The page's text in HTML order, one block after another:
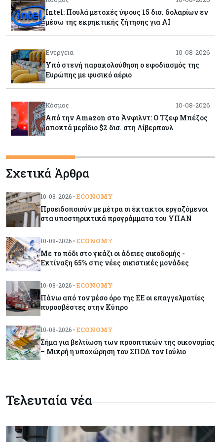
Intel: Πουλά μετοχές ύψους 15 δισ. δολαρίων εν
μέσω της εκρηκτικής ζήτησης για AI
Ενέργεια 10-08-2026
Υπό στενή παρακολούθηση ο εφοδιασμός της
Ευρώπης με φυσικό αέριο
Κόσμος 10-08-2026
Από την Amazon στο Άνφιλντ: Ο Τζεφ Μπέζος
αποκτά μερίδιο $2 δισ. στη Λίβερπουλ
Ενέργεια 10-08-2026
Πότε βλέπουν μειώσεις στις τιμές των
καυσίμων οι πρατηριούχοι – Από τι θα εξαρτηθεί
Κύπρος 10-08-2026
Με το πόδι στο γκάζι οι άδειες οικοδομής -
Κόσμος 10-08-2026
Έλον Μασκ και το μέλλον της Tesla
Τα υπερκέρδη των Big Oil άνοιξαν την όρεξη
του Τραμπ για πρόσθετο φόρο
social media;
Ενέργεια 10-08-2026
Σχετικά Άρθρα
10-08-2026 • ECONOMY
Προειδοποιούν με μέτρα οι έκτακτοι εργαζόμενοι
στα υποστηρικτικά προγράμματα του ΥΠΑΝ
10-08-2026 • ECONOMY
Με το πόδι στο γκάζι οι άδειες οικοδομής -
Εκτίναξη 65% στις νέες οικιστικές μονάδες
10-08-2026 • ECONOMY
Πάνω από τον μέσο όρο της ΕΕ οι επαγγελματίες
πυροσβέστες στην Κύπρο
10-08-2026 • ECONOMY
Σήμα για βελτίωση των προοπτικών της οικονομίας
– Μικρή η υποχώρηση του ΣΠΟΔ τον Ιούλιο
Τελευταία νέα